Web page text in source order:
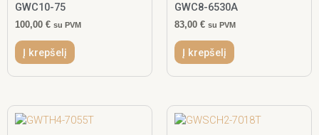
GWC10-75
100,00 € su PVM
Į krepšelį
GWC8-6530A
83,00 € su PVM
Į krepšelį